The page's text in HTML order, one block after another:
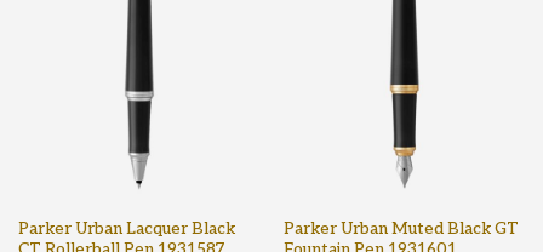
Parker Urban Lacquer Black
Parker Urban Muted Black GT